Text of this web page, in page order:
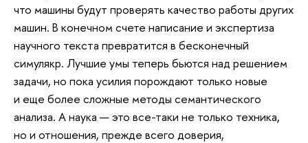
что машины будут проверять качество работы других
машин. В конечном счете написание и экспертиза
научного текста превратится в бесконечный
симулякр. Лучшие умы теперь бьются над решением
задачи, но пока усилия порождают только новые
и еще более сложные методы семантического
анализа. А наука — это все-таки не только техника,
но и отношения, прежде всего доверия,